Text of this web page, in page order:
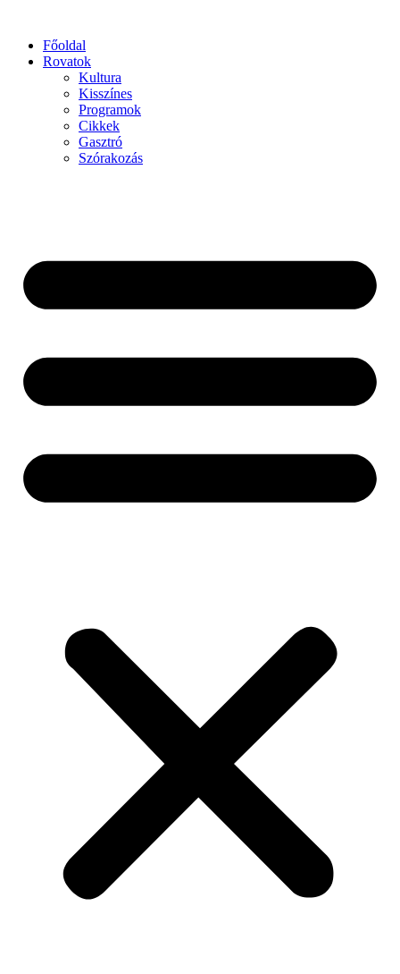
Főoldal
Rovatok
Kultura
Kisszínes
Programok
Cikkek
Gasztró
Szórakozás